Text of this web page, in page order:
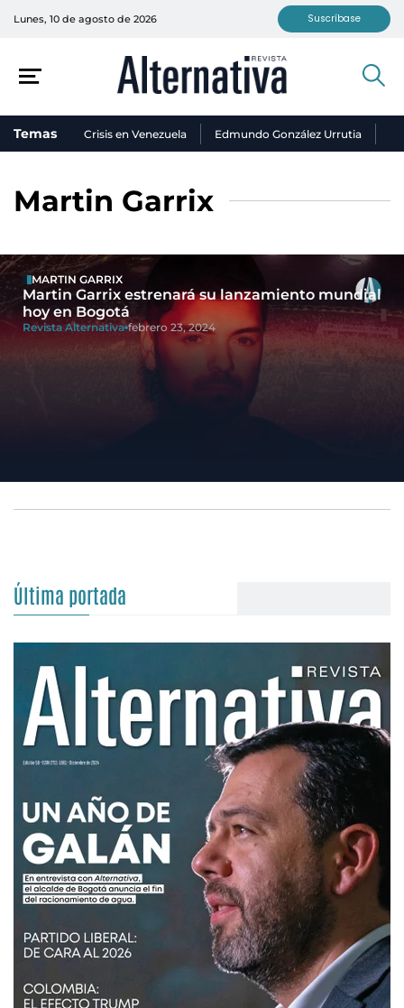
Lunes, 10 de agosto de 2026 Suscríbase
Temas Crisis en Venezuela Edmundo González Urrutia
Martin Garrix
MARTIN GARRIX
Martin Garrix estrenará su lanzamiento mundial
hoy en Bogotá
Revista Alternativa febrero 23, 2024
Última portada